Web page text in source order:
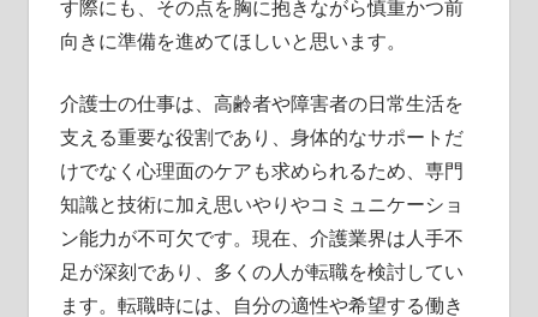
す際にも、その点を胸に抱きながら慎重かつ前
向きに準備を進めてほしいと思います。
介護士の仕事は、高齢者や障害者の日常生活を
支える重要な役割であり、身体的なサポートだ
けでなく心理面のケアも求められるため、専門
知識と技術に加え思いやりやコミュニケーショ
ン能力が不可欠です。現在、介護業界は人手不
足が深刻であり、多くの人が転職を検討してい
ます。転職時には、自分の適性や希望する働き